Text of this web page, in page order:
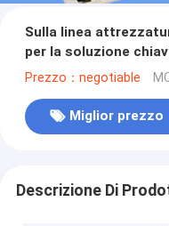
Sulla linea
per la soluzione
farmaceutico
Prezzo：negotiable
Miglior prezzo
Descrizione Di